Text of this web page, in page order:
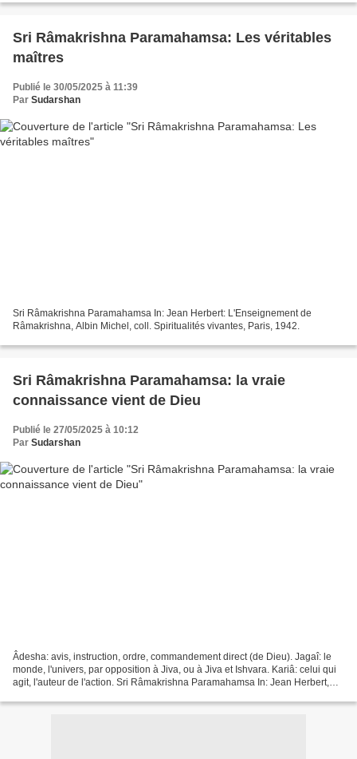
Sri Râmakrishna Paramahamsa: Les véritables
maîtres
Publié le 30/05/2025 à 11:39
Par Sudarshan
Sri Râmakrishna Paramahamsa In: Jean Herbert: L'Enseignement de
Râmakrishna, Albin Michel, coll. Spiritualités vivantes, Paris, 1942.
Sri Râmakrishna Paramahamsa: la vraie
connaissance vient de Dieu
Publié le 27/05/2025 à 10:12
Par Sudarshan
Âdesha: avis, instruction, ordre, commandement direct (de Dieu). Jagaî: le
monde, l'univers, par opposition à Jiva, ou à Jiva et Ishvara. Kariâ: celui qui
agit, l'auteur de l'action. Sri Râmakrishna Paramahamsa In: Jean Herbert,